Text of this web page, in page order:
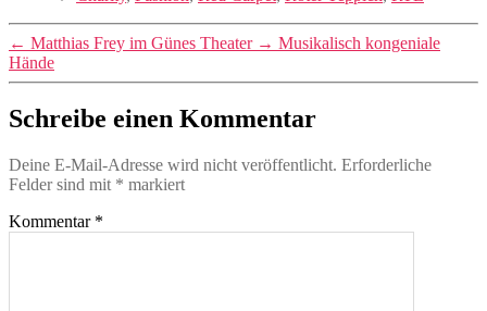
← Matthias Frey im Günes Theater → Musikalisch kongeniale
Hände
Schreibe einen Kommentar
Deine E-Mail-Adresse wird nicht veröffentlicht. Erforderliche
Felder sind mit * markiert
Kommentar *